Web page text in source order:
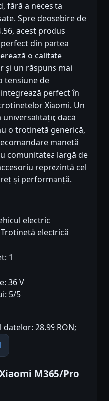
fără a necesita
Spre deosebire de
acest produs
din partea
o calitate
și un răspuns mai
tensiune de
perfect în
Xiaomi. Un
universalității; dacă
o trotinetă generică,
manetă
comunitatea largă de
reprezintă cel
și performanță.
electric
electrică
1
36 V
5/5
28.99 RON;
M365/Pro